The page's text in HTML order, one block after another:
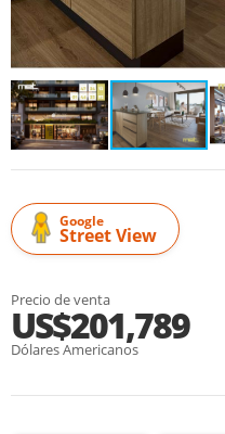
Google
Street View
Precio de venta
US$201,789
Dólares Americanos